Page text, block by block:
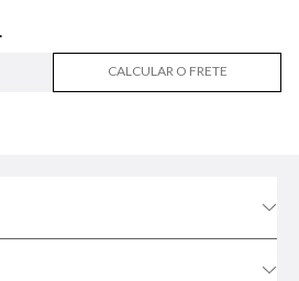
CALCULAR O FRETE